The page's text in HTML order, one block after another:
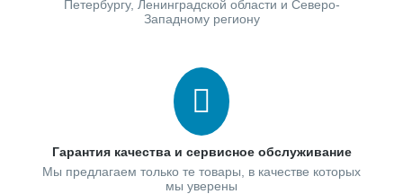
Петербургу, Ленинградской области и Северо-
Западному региону
Гарантия качества и сервисное обслуживание
Мы предлагаем только те товары, в качестве которых
мы уверены